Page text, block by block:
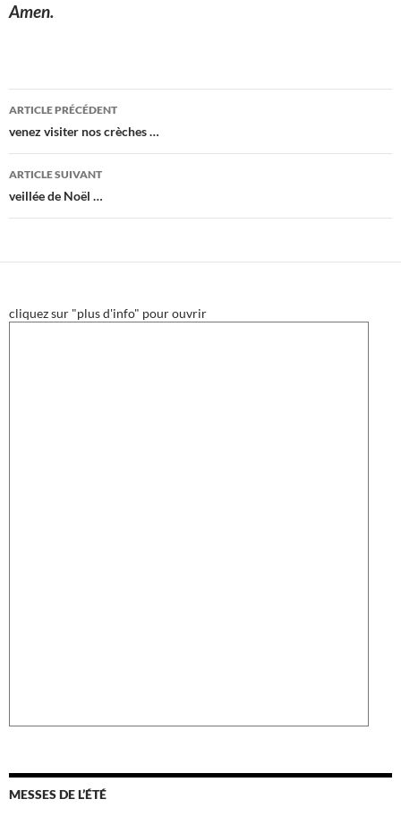
Amen.
Navigation
des
articles
ARTICLE PRÉCÉDENT
venez visiter nos crèches …
ARTICLE SUIVANT
veillée de Noël …
cliquez sur "plus d'info" pour ouvrir
MESSES DE L’ÉTÉ